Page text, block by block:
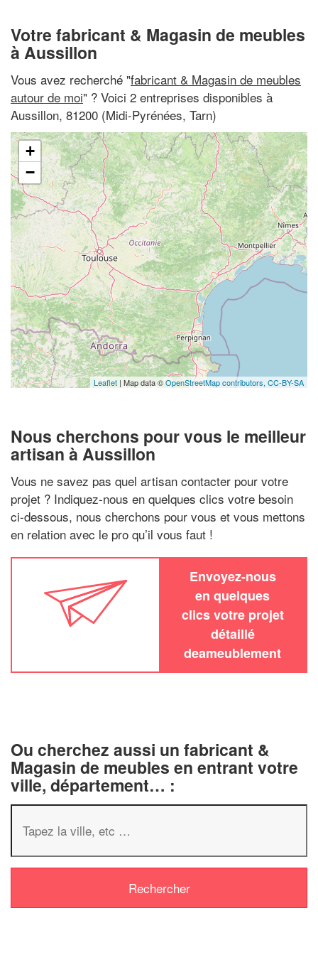
Votre fabricant & Magasin de meubles
à Aussillon
Vous avez recherché "fabricant & Magasin de meubles
autour de moi" ? Voici 2 entreprises disponibles à
Aussillon, 81200 (Midi-Pyrénées, Tarn)
+
−
Leaflet | Map data ©OpenStreetMap contributors, CC-BY-SA
Nous cherchons pour vous le meilleur
artisan à Aussillon
Vous ne savez pas quel artisan contacter pour votre
projet ? Indiquez-nous en quelques clics votre besoin
ci-dessous, nous cherchons pour vous et vous mettons
en relation avec le pro qu’il vous faut !
Envoyez-nous
en quelques
clics votre projet
détaillé
deameublement
Ou cherchez aussi un fabricant &
Magasin de meubles en entrant votre
ville, département… :